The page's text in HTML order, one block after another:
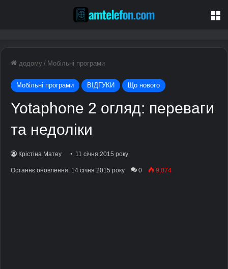
додому / Мобільні програми
Мобільні програми ВІДГУКИ Що нового
Yotaphone 2 огляд: переваги
та недоліки
Крістіна Матеу 11 січня 2015 року
Останнє оновлення: 14 січня 2015 року 0 9,074